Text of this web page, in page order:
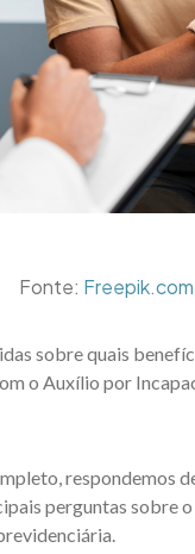
Fonte: Freepik.com
sobre quais
o Auxílio por
respondemos
perguntas sobre